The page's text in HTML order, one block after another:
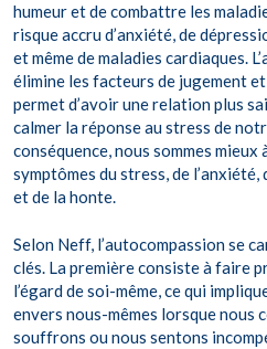
humeur et de combattre les
risque accru d’anxiété, de
et même de maladies cardiaques.
élimine les facteurs de jugement
permet d’avoir une relation plus
calmer la réponse au stress de
conséquence, nous sommes mieux
symptômes du stress, de
et de la honte.
Selon Neff, l’autocompassion se
clés. La première consiste à faire
l’égard de soi-même, ce qui
envers nous-mêmes lorsque nous
souffrons ou nous sentons